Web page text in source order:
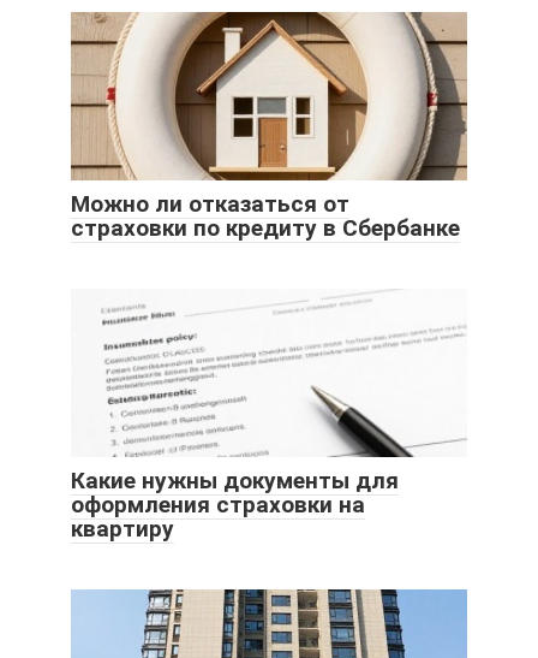
Можно ли отказаться от
страховки по кредиту в Сбербанке
Какие нужны документы для
оформления страховки на
квартиру